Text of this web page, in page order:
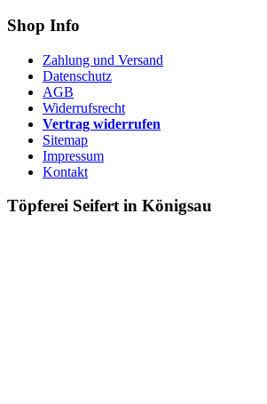
Shop Info
Zahlung und Versand
Datenschutz
AGB
Widerrufsrecht
Vertrag widerrufen
Sitemap
Impressum
Kontakt
Töpferei Seifert in Königsau